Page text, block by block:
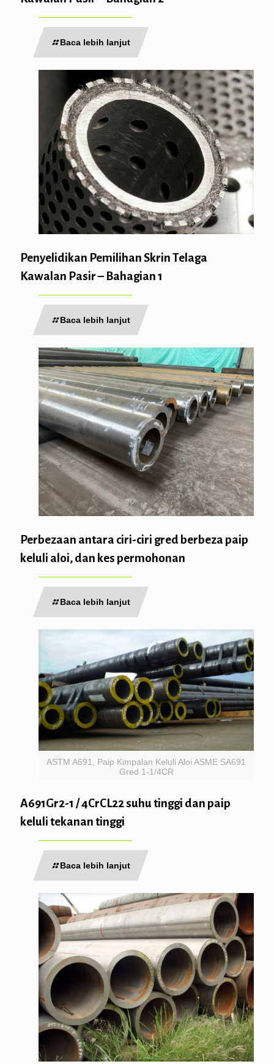
Baca lebih lanjut
Penyelidikan Pemilihan Skrin Telaga
Kawalan Pasir – Bahagian 1
Baca lebih lanjut
Perbezaan antara ciri-ciri gred berbeza paip
keluli aloi, dan kes permohonan
Baca lebih lanjut
ASTM A691, Paip Kimpalan Keluli Aloi ASME SA691
Gred 1-1/4CR
A691Gr2-1 / 4CrCL22 suhu tinggi dan paip
keluli tekanan tinggi
Baca lebih lanjut